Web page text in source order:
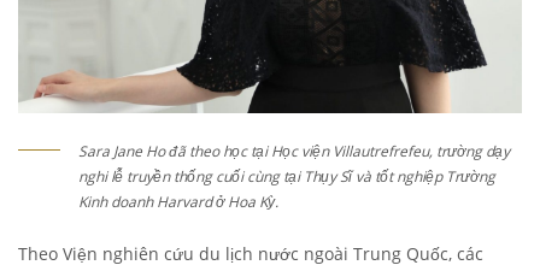
Sara Jane Ho đã theo học tại Học viện Villautrefrefeu, trường dạy
nghi lễ truyền thống cuối cùng tại Thụy Sĩ và tốt nghiệp Trường
Kinh doanh Harvard ở Hoa Kỳ.
Theo Viện nghiên cứu du lịch nước ngoài Trung Quốc, các